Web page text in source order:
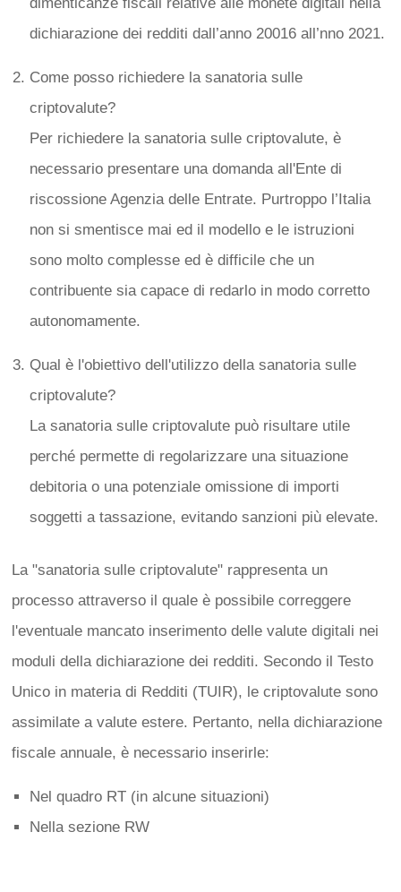
dichiarazione dei redditi dall’anno 20016 all’nno 2021.
Come posso richiedere la sanatoria sulle
criptovalute?
Per richiedere la sanatoria sulle criptovalute, è
necessario presentare una domanda all'Ente di
riscossione Agenzia delle Entrate. Purtroppo l’Italia
non si smentisce mai ed il modello e le istruzioni
sono molto complesse ed è difficile che un
contribuente sia capace di redarlo in modo corretto
autonomamente.
Qual è l'obiettivo dell'utilizzo della sanatoria sulle
criptovalute?
La sanatoria sulle criptovalute può risultare utile
perché permette di regolarizzare una situazione
debitoria o una potenziale omissione di importi
soggetti a tassazione, evitando sanzioni più elevate.
La "sanatoria sulle criptovalute" rappresenta un
processo attraverso il quale è possibile correggere
l'eventuale mancato inserimento delle valute digitali nei
moduli della dichiarazione dei redditi. Secondo il Testo
Unico in materia di Redditi (TUIR), le criptovalute sono
assimilate a valute estere. Pertanto, nella dichiarazione
fiscale annuale, è necessario inserirle:
Nel quadro RT (in alcune situazioni)
Nella sezione RW